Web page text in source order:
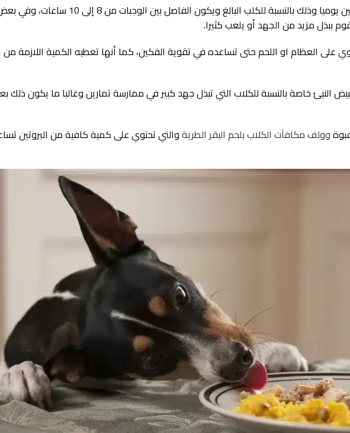
عادة تكون الوجبات المقدمة للكلاب هي وجبتين يوميا وذلك بالنسبة للكلب
ببذل مزيد من الجهد أو يلعب كثيرا.
على العظام او اللحم حتى تساعده في تقوية الفكين، كما أنها تعطيه الكمية اللازمة من
النيئ خاصة بالنسبة للكلاب التي تبذل جهد كبير في ممارسة تمارين وغالبا ما يكون ذلك
وولف مكافآت الكلاب بلحم البقر الطريةوالتي تحتوي على كمية كافية من البروتين